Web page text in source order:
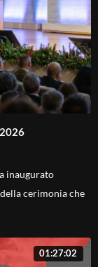
inaugurato
cerimonia che
01:27:02